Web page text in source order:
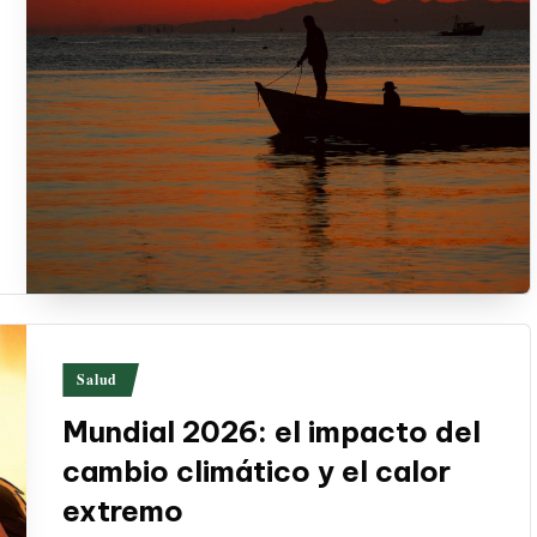
Publicado
Salud
Mundial 2026: el impacto del
cambio climático y el calor
extremo